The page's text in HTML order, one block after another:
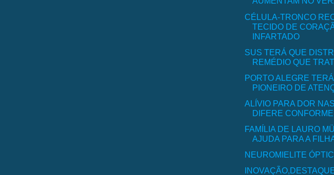
CÉLULA-TRONCO
TECIDO DE
INFARTADO
SUS TERÁ QUE
REMÉDIO QUE
PORTO ALEGRE
PIONEIRO DE
ALÍVIO PARA DOR
DIFERE
FAMÍLIA DE LAURO
AJUDA PARA A
NEUROMIELITE